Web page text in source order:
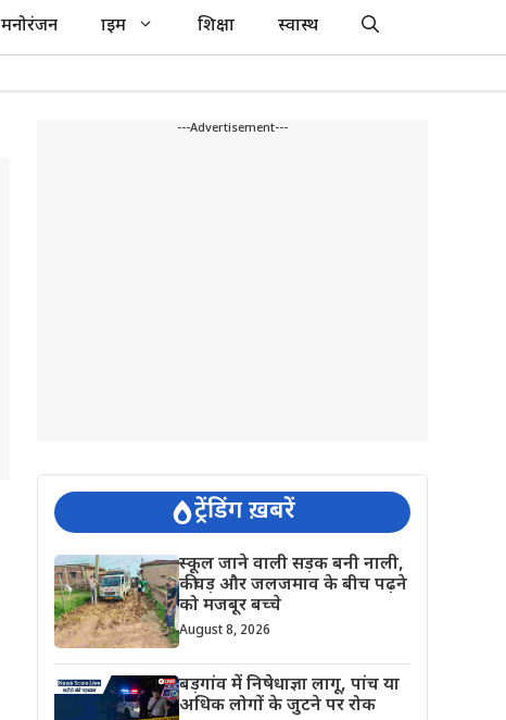
मनोरंजन क्राइम शिक्षा स्वास्थ
---Advertisement---
ट्रेंडिंग ख़बरें
स्कूल जाने वाली सड़क बनी नाली,
कीचड़ और जलजमाव के बीच पढ़ने
को मजबूर बच्चे
August 8, 2026
बड़गांव में निषेधाज्ञा लागू, पांच या
अधिक लोगों के जुटने पर रोक